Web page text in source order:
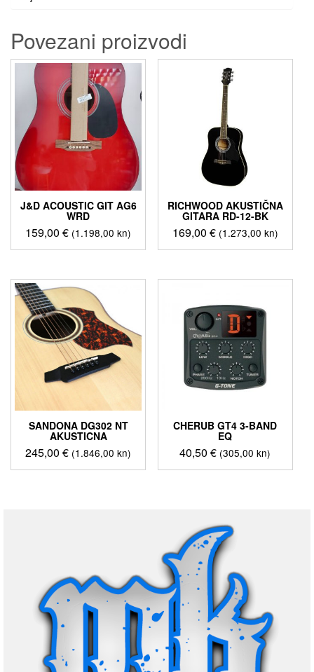
Povezani proizvodi
J&D ACOUSTIC GIT AG6
WRD
159,00€ (1.198,00 kn)
RICHWOOD AKUSTIČNA
GITARA RD-12-BK
169,00 € (1.273,00 kn)
SANDONA DG302 NT
AKUSTICNA
245,00€ (1.846,00 kn)
CHERUB GT4 3-BAND
EQ
40,50€ (305,00 kn)